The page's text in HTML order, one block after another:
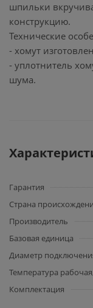
шпильки
конструкцию.
Технические
- хомут
- уплотнитель
шума.
Гарантия
Страна
Производитель
Базовая единица
Диаметр
Температура
Комплектация